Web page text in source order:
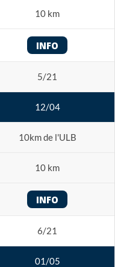
10 km
INFO
5/21
12/04
10km de l'ULB
10 km
INFO
6/21
01/05